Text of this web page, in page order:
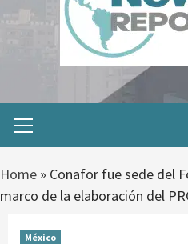
Menu
Home » Conafor fue sede del
marco de la elaboración del
México